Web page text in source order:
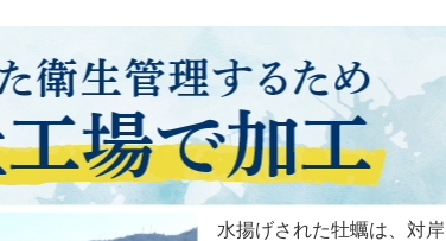
水揚げされた牡蠣は、対